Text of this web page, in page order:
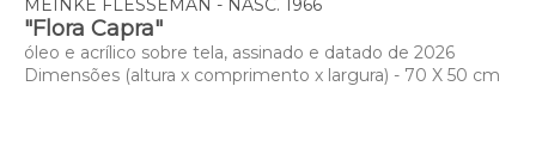
MEINKE FLESSEMAN - NASC. 1966
"Flora Capra"
óleo e acrílico sobre tela, assinado e datado de 2026
Dimensões (altura x comprimento x largura) - 70 X 50 cm